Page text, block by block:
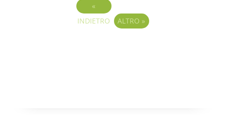
«
INDIETRO
ALTRO »